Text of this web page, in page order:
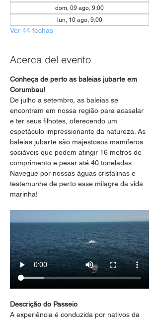
dom, 09 ago, 9:00
lun, 10 ago, 9:00
Ver 44 fechas
Acerca del evento
Conheça de perto as baleias jubarte em
Corumbau!
De julho a setembro, as baleias se
encontram em nossa região para acasalar
e ter seus filhotes, oferecendo um
espetáculo impressionante da natureza. As
baleias jubarte são majestosos mamíferos
sociáveis que podem atingir 16 metros de
comprimento e pesar até 40 toneladas.
Navegue por nossas águas cristalinas e
testemunhe de perto esse milagre da vida
marinha!
Descrição do Passeio
A experiência é conduzida por nativos da